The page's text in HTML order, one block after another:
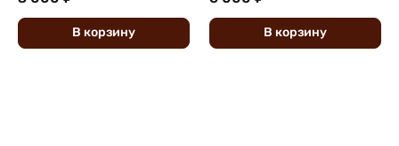
В корзину В корзину